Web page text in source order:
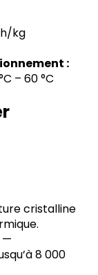
kg
:
C – 60°C
cristalline
—
8 000